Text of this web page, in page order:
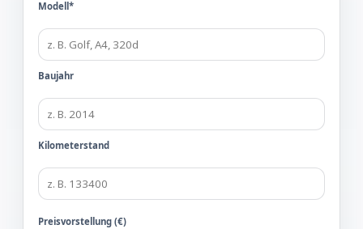
Modell*
Baujahr
Kilometerstand
Preisvorstellung (€)